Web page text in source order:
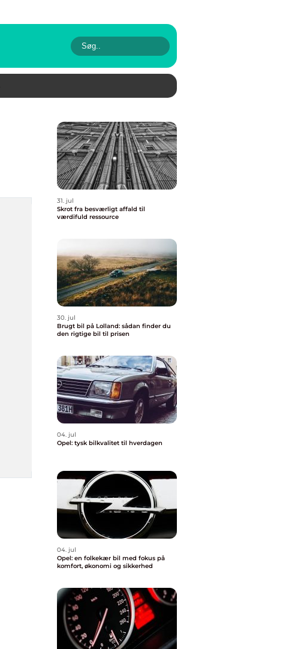
31. jul
Skrot fra besværligt affald til
værdifuld ressource
30. jul
Brugt bil på Lolland: sådan finder du
den rigtige bil til prisen
04. jul
Opel: tysk bilkvalitet til hverdagen
04. jul
Opel: en folkekær bil med fokus på
komfort, økonomi og sikkerhed